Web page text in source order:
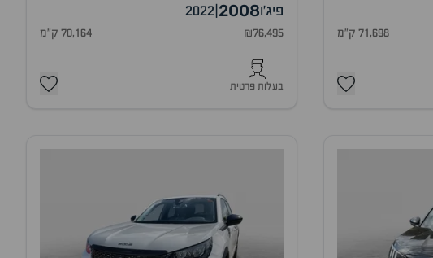
71,698 ק"מ
פיג'ו2008
2022
₪76,495 70,164 ק"מ
בעלות פרטית